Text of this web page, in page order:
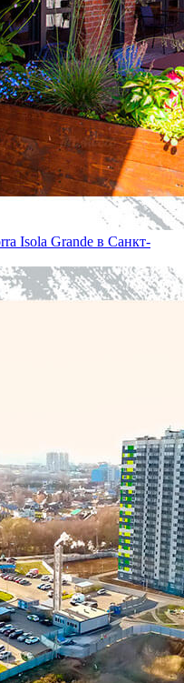
Isola Grande в Санкт-